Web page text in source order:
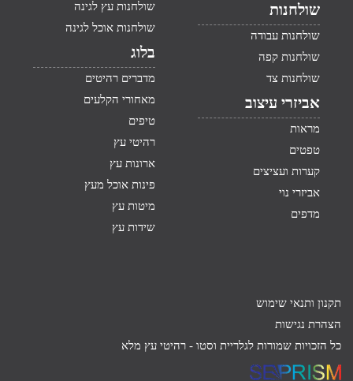
שולחנות
שולחנות עבודה
שולחנות קפה
שולחנות צד
אביזרי עיצוב
מראות
טפטים
קערות ועציצים
אביזרי נוי
מדפים
שולחנות עץ לגינה
שולחנות אוכל לגינה
בלוג
מדברים רהיטים
מאחורי הקלעים
טיפים
רהיטי עץ
ארונות עץ
פינות אוכל מעץ
מיטות עץ
שידות עץ
תקנון ותנאי שימוש
הצהרת נגישות
כל הזכויות שמורות לגלריית וסטו - רהיטי עץ מלא